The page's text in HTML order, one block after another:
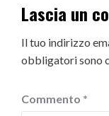
Lascia un
Il tuo indirizzo
obbligatori sono
Commento *